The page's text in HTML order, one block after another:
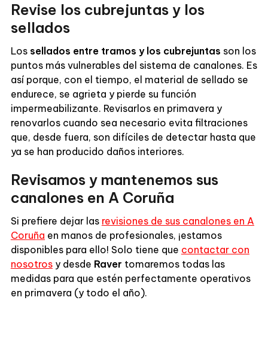
Revise los cubrejuntas y los
sellados
Los sellados entre tramos y los cubrejuntas son los
puntos más vulnerables del sistema de canalones. Es
así porque, con el tiempo, el material de sellado se
endurece, se agrieta y pierde su función
impermeabilizante. Revisarlos en primavera y
renovarlos cuando sea necesario evita filtraciones
que, desde fuera, son difíciles de detectar hasta que
ya se han producido daños interiores.
Revisamos y mantenemos sus
canalones en A Coruña
Si prefiere dejar las revisiones de sus canalones en A
Coruña en manos de profesionales, ¡estamos
disponibles para ello! Solo tiene que contactar con
nosotrosy desde Raver tomaremos todas las
medidas para que estén perfectamente operativos
en primavera (y todo el año).